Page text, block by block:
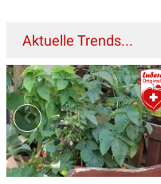
Aktuelle Trends...